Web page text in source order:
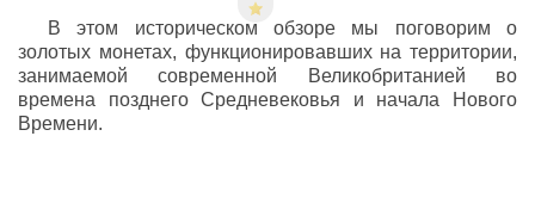
В этом историческом обзоре мы поговорим о
золотых монетах, функционировавших на территории,
занимаемой современной Великобританией во
времена позднего Средневековья и начала Нового
Времени.